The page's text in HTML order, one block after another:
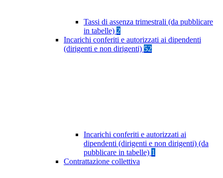
Tassi di assenza trimestrali (da pubblicare
in tabelle) 2
Incarichi conferiti e autorizzati ai dipendenti
(dirigenti e non dirigenti) 52
Incarichi conferiti e autorizzati ai
dipendenti (dirigenti e non dirigenti) (da
pubblicare in tabelle) 1
Contrattazione collettiva